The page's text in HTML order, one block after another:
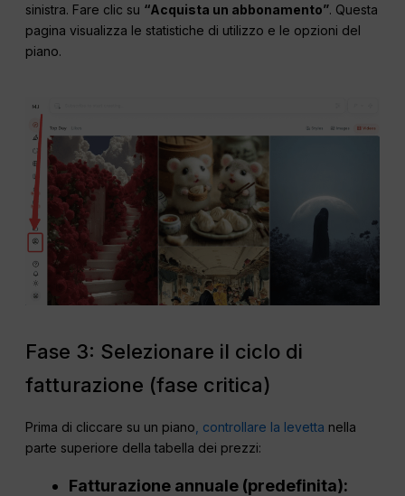
sinistra. Fare clic su “Acquista un abbonamento”. Questa
pagina visualizza le statistiche di utilizzo e le opzioni del
piano.
Fase 3: Selezionare il ciclo di
fatturazione (fase critica)
Prima di cliccare su un piano , controllare la levetta nella
parte superiore della tabella dei prezzi:
Fatturazione annuale (predefinita):